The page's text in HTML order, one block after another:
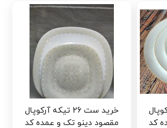
آرکوپال
کد
خرید ست 26 تیکه آرکوپال
مقصود دینو تک و عمده کد